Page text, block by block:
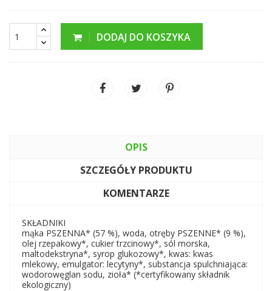
DODAJ DO KOSZYKA
OPIS
SZCZEGÓŁY PRODUKTU
KOMENTARZE
SKŁADNIKI
mąka PSZENNA* (57 %), woda, otręby PSZENNE* (9 %),
olej rzepakowy*, cukier trzcinowy*, sól morska,
maltodekstryna*, syrop glukozowy*, kwas: kwas
mlekowy, emulgator: lecytyny*, substancja spulchniająca:
wodorowęglan sodu, zioła* (*certyfikowany składnik
ekologiczny)